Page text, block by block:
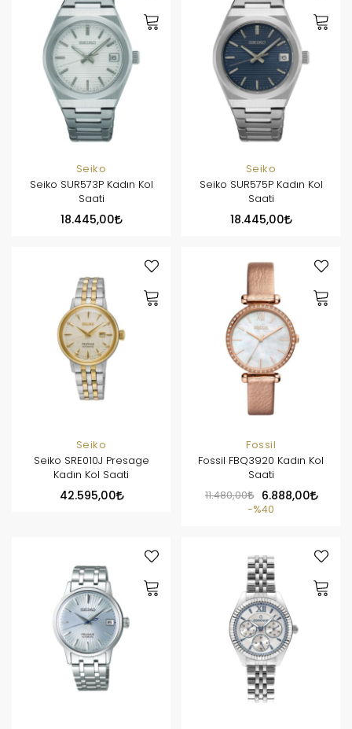
Seiko
Seiko SUR573P Kadın Kol
Saati
18.445,00
Seiko
Seiko SUR575P Kadın Kol
Saati
18.445,00
Seiko
Seiko SRE010J Presage
Kadın Kol Saati
42.595,00
Fossil
Fossil FBQ3920 Kadın Kol
Saati
11.480,00
6.888,00
%40